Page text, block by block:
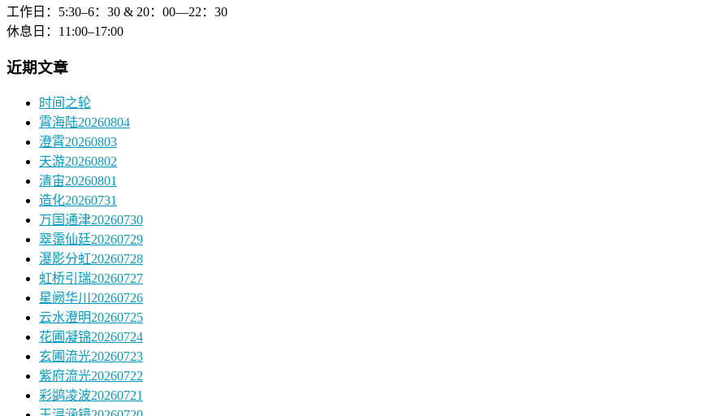
工作日：5:30–6：30 & 20：00—22：30
休息日：11:00–17:00
近期文章
时间之轮
霄海陆20260804
澄霄20260803
天游20260802
清宙20260801
造化20260731
万国通津20260730
翠霭仙廷20260729
瀑影分虹20260728
虹桥引瑞20260727
星阙华川20260726
云水澄明20260725
花圃凝锦20260724
玄圃流光20260723
紫府流光20260722
彩鹢凌波20260721